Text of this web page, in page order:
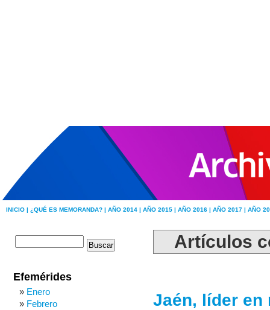
INICIO | ¿QUÉ ES MEMORANDA? | AÑO 2014 | AÑO 2015 | AÑO 2016 | AÑO 2017 | AÑO
Artículos
Jaén, líder en
Efemérides
Enero
Febrero